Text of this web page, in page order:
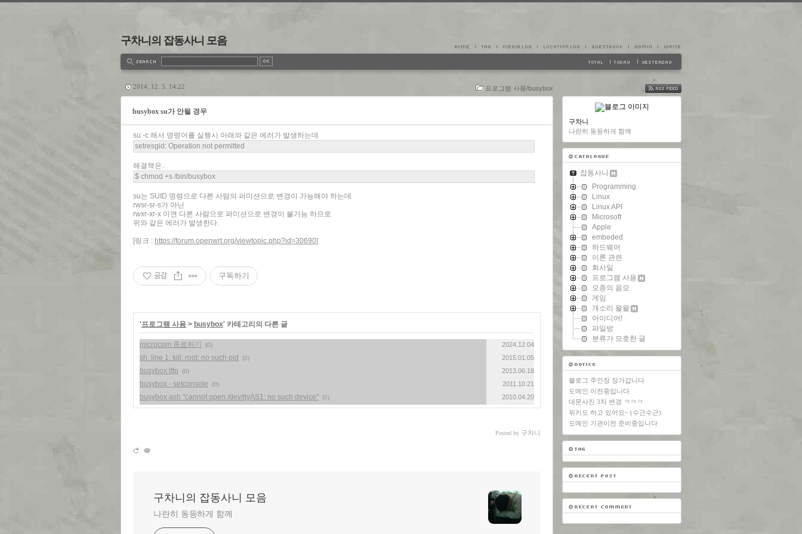
구차니의 잡동사니 모음
프로그램 사용/busybox
2014. 12. 5. 14:22
busybox su가 안될 경우
su -c 해서 명령어를 실행시 아래와 같은 에러가 발생하는데
setresgid: Operation not permitted
해결책은..
$ chmod +s /bin/busybox
su는 SUID 명령으로 다른 사람의 퍼미션으로 변경이 가능해야 하는데
rwsr-sr-s가 아닌
rwxr-xr-x 이면 다른 사람으로 퍼미션으로 변경이 불가능 하므로
위와 같은 에러가 발생한다.
[링크 : https://forum.openwrt.org/viewtopic.php?id=30690]
공감 구독하기
'프로그램 사용 > busybox' 카테고리의 다른 글
microcom 종료하기 (0) 2024.12.04
sh: line 1: kill: root: no such pid (0) 2015.01.05
busybox tftp (0) 2013.06.18
busybox - setconsole (0) 2011.10.21
busybox ash "cannot open /dev/ttyAS1: no such device" (0) 2010.04.20
Posted by 구차니
구차니의 잡동사니 모음
나란히 동등하게 함께
FEED
구차니
나란히 동등하게 함께
잡동사니
Programming
Linux
Linux API
Microsoft
Apple
embeded
하드웨어
이론 관련
회사일
프로그램 사용
모종의 음모
게임
개소리 왈왈
아이디어!
파일방
분류가 모호한 글
블로그 주인장 장가갑니다
도메인 이전중입니다.
대문사진 3차 변경 ㅋㅋㅋ
위키도 하고 있어요~ (수근수근)
도메인 기관이전 준비중입니다